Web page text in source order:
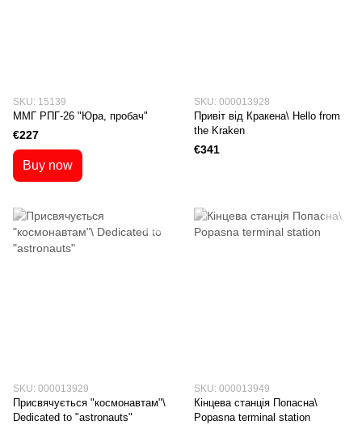
SKU: 15139
ММГ РПГ-26 "Юра, пробач"
€227
Buy now
SKU: 000013928
Привіт від Кракена\ Hello from
the Kraken
€341
SKU: 000013929
Присвячується "космонавтам"\
Dedicated to "astronauts"
SKU: 000013949
Кінцева станція Попасна\
Popasna terminal station